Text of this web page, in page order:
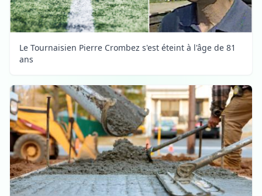
Le Tournaisien Pierre Crombez s'est éteint à l'âge de 81
ans